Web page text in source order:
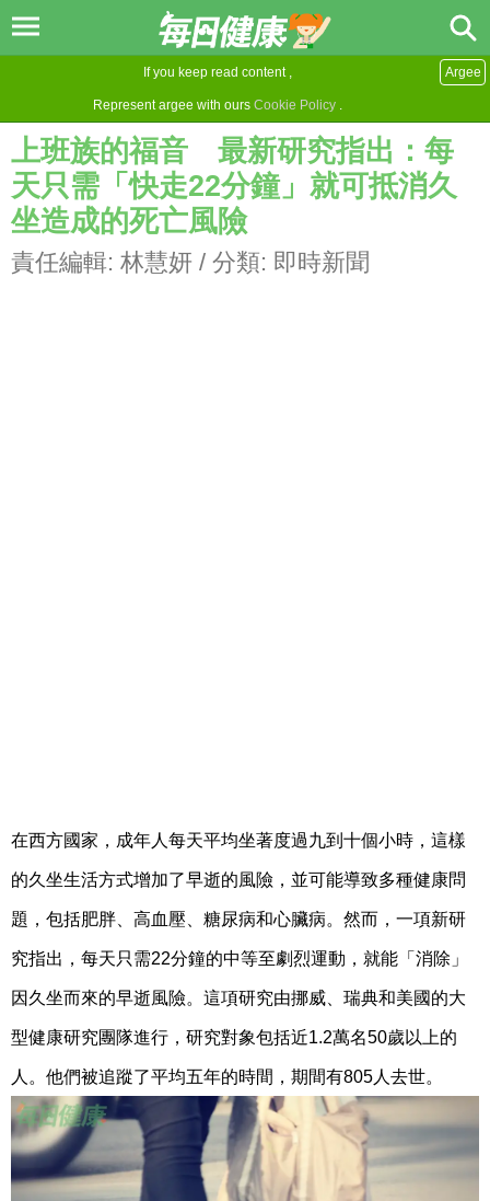
If you keep read content ,
Represent argee with ours Cookie Policy .
Argee
上班族的福音 最新研究指出：每
天只需「快走22分鐘」就可抵消久
坐造成的死亡風險
責任編輯: 林慧妍 / 分類: 即時新聞
在西方國家，成年人每天平均坐著度過九到十個小時，這樣
的久坐生活方式增加了早逝的風險，並可能導致多種健康問
題，包括肥胖、高血壓、糖尿病和心臟病。然而，一項新研
究指出，每天只需22分鐘的中等至劇烈運動，就能「消除」
因久坐而來的早逝風險。這項研究由挪威、瑞典和美國的大
型健康研究團隊進行，研究對象包括近1.2萬名50歲以上的
人。他們被追蹤了平均五年的時間，期間有805人去世。